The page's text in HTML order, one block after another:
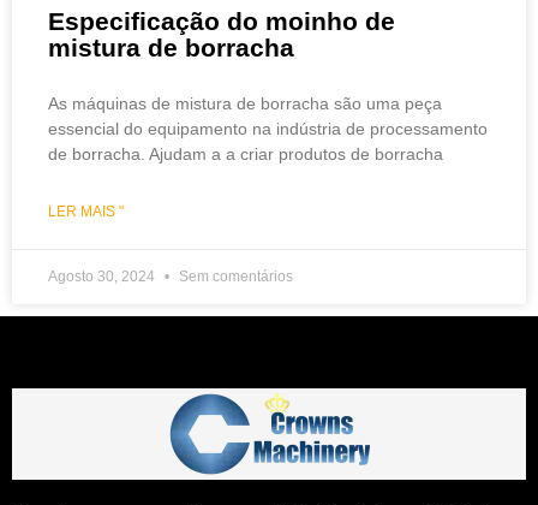
Especificação do moinho de
mistura de borracha
As máquinas de mistura de borracha são uma peça
essencial do equipamento na indústria de processamento
de borracha. Ajudam a a criar produtos de borracha
LER MAIS "
Agosto 30, 2024 Sem comentários